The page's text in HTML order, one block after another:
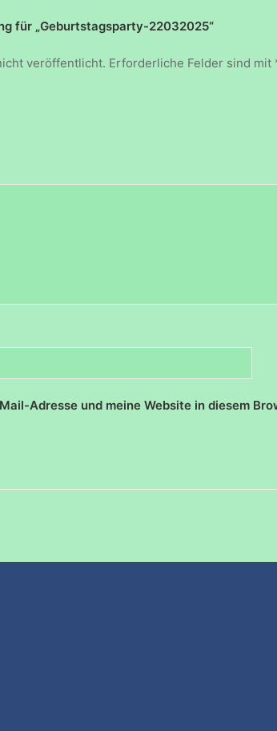
für „Geburtstagsparty-22032025“
veröffentlicht. Erforderliche Felder sind mit
Adresse und meine Website in diesem